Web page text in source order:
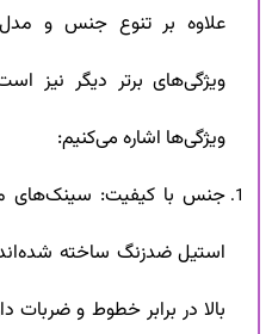
علاوه بر تنوع جنس و
ویژگی‌های برتر دیگر نیز
ویژگی‌ها اشاره می‌کنیم:
جنس با کیفیت: سینک‌های
استیل ضدزنگ ساخته
بالا در برابر خطوط و ضربات